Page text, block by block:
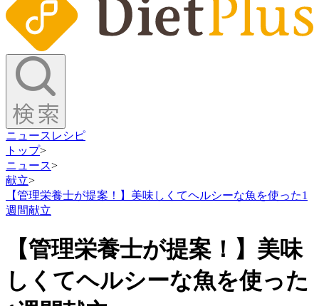
ニュース レシピ
トップ>
ニュース>
献立>
【管理栄養士が提案！】美味しくてヘルシーな魚を使った1
週間献立
【管理栄養士が提案！】美味
しくてヘルシーな魚を使った